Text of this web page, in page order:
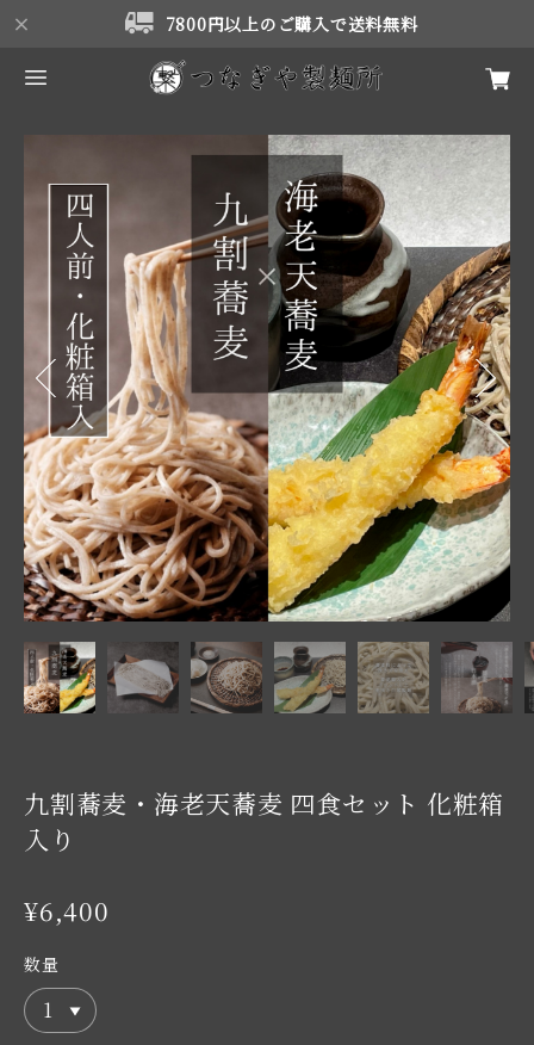
7800円以上のご購入で送料無料
Next
九割蕎麦・海老天蕎麦 四食セット 化粧箱
入り
¥6,400
数量